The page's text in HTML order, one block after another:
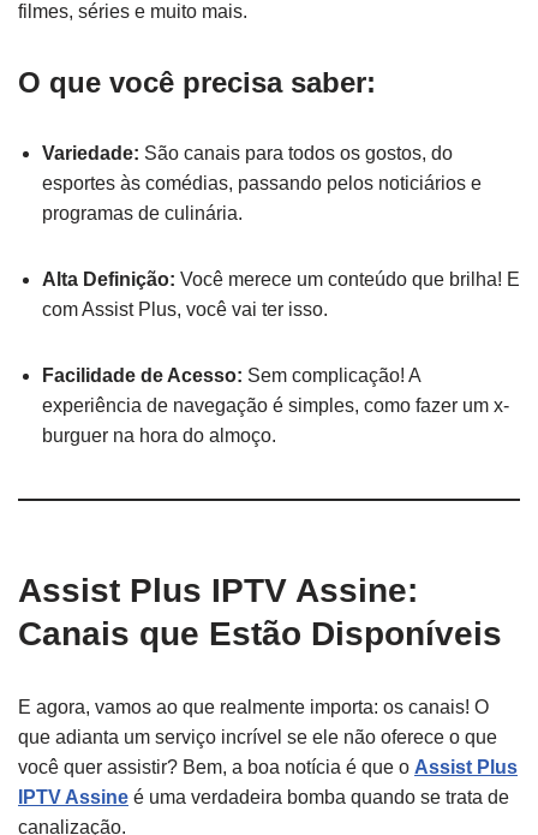
filmes, séries e muito mais.
O que você precisa saber:
Variedade: São canais para todos os gostos, do
esportes às comédias, passando pelos noticiários e
programas de culinária.
Alta Definição: Você merece um conteúdo que brilha! E
com Assist Plus, você vai ter isso.
Facilidade de Acesso: Sem complicação! A
experiência de navegação é simples, como fazer um x-
burguer na hora do almoço.
Assist Plus IPTV Assine:
Canais que Estão Disponíveis
E agora, vamos ao que realmente importa: os canais! O
que adianta um serviço incrível se ele não oferece o que
você quer assistir? Bem, a boa notícia é que o Assist Plus
IPTV Assine é uma verdadeira bomba quando se trata de
canalização.